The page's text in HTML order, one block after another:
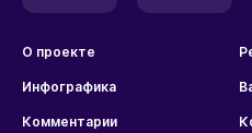
О проекте
Инфографика
Комментарии